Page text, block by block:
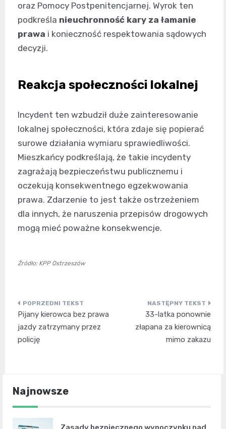
oraz Pomocy Postpenitencjarnej. Wyrok ten
podkreśla nieuchronność kary za łamanie
prawa i konieczność respektowania sądowych
decyzji.
Reakcja społeczności lokalnej
Incydent ten wzbudził duże zainteresowanie
lokalnej społeczności, która zdaje się popierać
surowe działania wymiaru sprawiedliwości.
Mieszkańcy podkreślają, że takie incydenty
zagrażają bezpieczeństwu publicznemu i
oczekują konsekwentnego egzekwowania
prawa. Zdarzenie to jest także ostrzeżeniem
dla innych, że naruszenia przepisów drogowych
mogą mieć poważne konsekwencje.
Źródło: KPP Ostrzeszów
Nawigacja
wpisu
Pijany kierowca bez prawa
jazdy zatrzymany przez
policję
33-latka ponownie
złapana za kierownicą
mimo zakazu
Najnowsze